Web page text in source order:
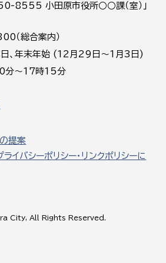
8555 小田原市役所○○課（室）」
総合案内）
日、年末年始 (12月29日～1月3日)
分～17時15分
提案
イバシーポリシー・リンクポリシーに
City, All Rights Reserved.